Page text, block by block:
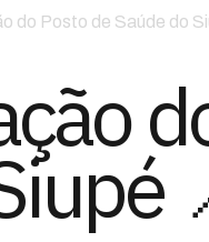
do Posto de Saúde do